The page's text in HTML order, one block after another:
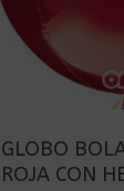
GLOBO
ROJA CON